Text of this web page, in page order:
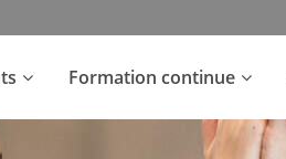
Formation continue